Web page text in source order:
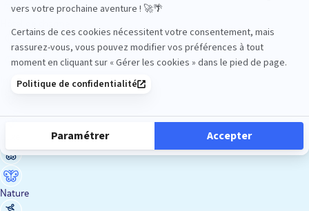
Insolite
Nature